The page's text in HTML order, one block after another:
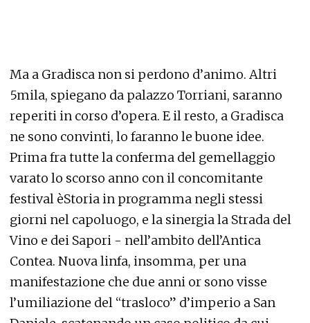
Ma a Gradisca non si perdono d’animo. Altri
5mila, spiegano da palazzo Torriani, saranno
reperiti in corso d’opera. E il resto, a Gradisca
ne sono convinti, lo faranno le buone idee.
Prima fra tutte la conferma del gemellaggio
varato lo scorso anno con il concomitante
festival èStoria in programma negli stessi
giorni nel capoluogo, e la sinergia la Strada del
Vino e dei Sapori - nell’ambito dell’Antica
Contea. Nuova linfa, insomma, per una
manifestazione che due anni or sono visse
l’umiliazione del “trasloco” d’imperio a San